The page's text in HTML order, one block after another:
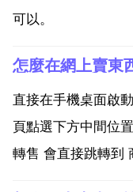
可以。
怎麼在網上賣東
直接在手機桌面啟
頁點選下方中間位
轉售 會直接跳轉到